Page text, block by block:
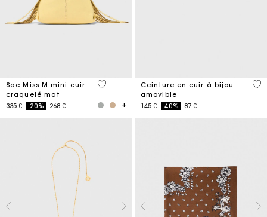
Sac Miss M mini cuir
craquelé mat
Price reduced from
335 €to-20% 268 €
5 out of 5 Customer Rating
Ceinture en cuir à bijou
amovible
Price reduced from
145 €to-40% 87 €
4,5